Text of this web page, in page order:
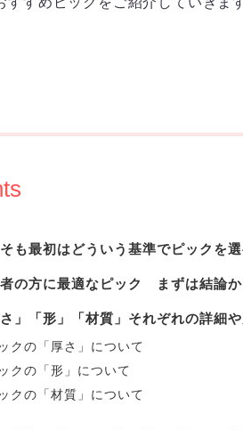
も最初はどういう基準でピックを
の方に最適なピック まずは結論か
さ」「形」「材質」それぞれの詳細
クの「厚さ」について
クの「形」について
クの「材質」について